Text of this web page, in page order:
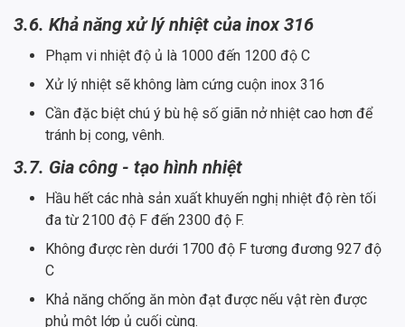
3.6. Khả năng xử lý nhiệt của inox 316
Phạm vi nhiệt độ ủ là 1000 đến 1200 độ C
Xử lý nhiệt sẽ không làm cứng cuộn inox 316
Cần đặc biệt chú ý bù hệ số giãn nở nhiệt cao hơn để
tránh bị cong, vênh.
3.7. Gia công - tạo hình nhiệt
Hầu hết các nhà sản xuất khuyến nghị nhiệt độ rèn tối
đa từ 2100 độ F đến 2300 độ F.
Không được rèn dưới 1700 độ F tương đương 927 độ
C
Khả năng chống ăn mòn đạt được nếu vật rèn được
phủ một lớp ủ cuối cùng.